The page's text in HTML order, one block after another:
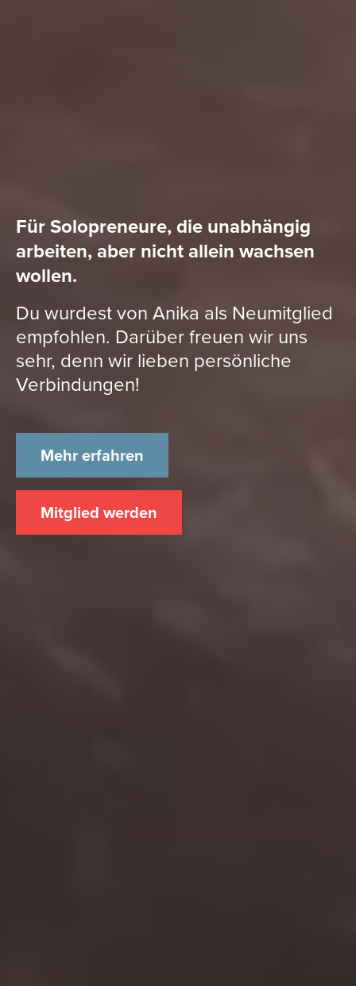
Für Solopreneure, die unabhängig
arbeiten, aber nicht allein wachsen
wollen.
Du wurdest von Anika als Neumitglied
empfohlen. Darüber freuen wir uns
sehr, denn wir lieben persönliche
Verbindungen!
Mehr erfahren
Mitglied werden